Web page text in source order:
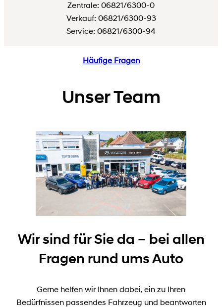
Zentrale: 06821/6300-0
Verkauf: 06821/6300-93
Service: 06821/6300-94
Häufige Fragen
Unser Team
Wir sind für Sie da – bei allen
Fragen rund ums Auto
Gerne helfen wir Ihnen dabei, ein zu Ihren
Bedürfnissen passendes Fahrzeug und beantworten